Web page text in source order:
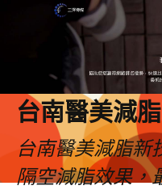
台南醫美減
台南醫美減脂新
隔空減脂效果，